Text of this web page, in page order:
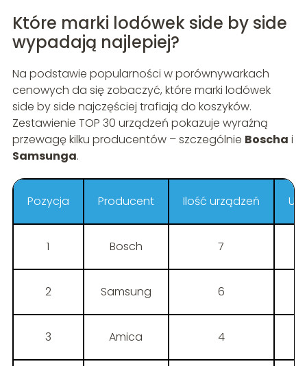
Które marki lodówek side by side
wypadają najlepiej?
Na podstawie popularności w porównywarkach
cenowych da się zobaczyć, które marki lodówek
side by side najczęściej trafiają do koszyków.
Zestawienie TOP 30 urządzeń pokazuje wyraźną
przewagę kilku producentów – szczególnie Boscha i
Samsunga.
Pozycja Producent Ilość urządzeń
1 Bosch 7
2 Samsung 6
3 Amica 4